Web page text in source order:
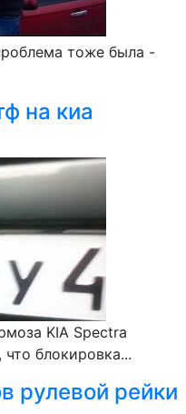
тоже была -
на киа
KIA Spectra
блокировка...
рулевой рейки